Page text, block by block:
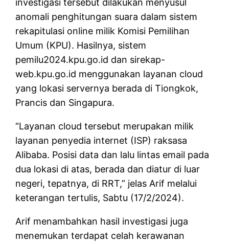
investigasi tersebut dilakukan menyusul
anomali penghitungan suara dalam sistem
rekapitulasi online milik Komisi Pemilihan
Umum (KPU). Hasilnya, sistem
pemilu2024.kpu.go.id dan sirekap-
web.kpu.go.id menggunakan layanan cloud
yang lokasi servernya berada di Tiongkok,
Prancis dan Singapura.
“Layanan cloud tersebut merupakan milik
layanan penyedia internet (ISP) raksasa
Alibaba. Posisi data dan lalu lintas email pada
dua lokasi di atas, berada dan diatur di luar
negeri, tepatnya, di RRT,” jelas Arif melalui
keterangan tertulis, Sabtu (17/2/2024).
Arif menambahkan hasil investigasi juga
menemukan terdapat celah kerawanan